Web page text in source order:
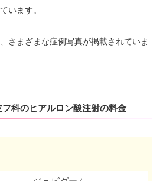
います。
さまざまな症例写真が掲載されていま
科のヒアルロン酸注射の料金